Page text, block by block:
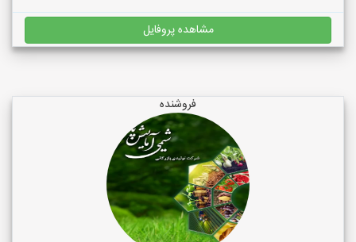
مشاهده پروفایل
فروشنده